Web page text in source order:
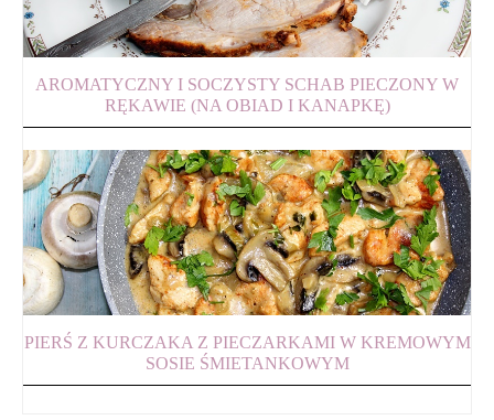
AROMATYCZNY I SOCZYSTY SCHAB PIECZONY W
RĘKAWIE (NA OBIAD I KANAPKĘ)
PIERŚ Z KURCZAKA Z PIECZARKAMI W KREMOWYM
SOSIE ŚMIETANKOWYM